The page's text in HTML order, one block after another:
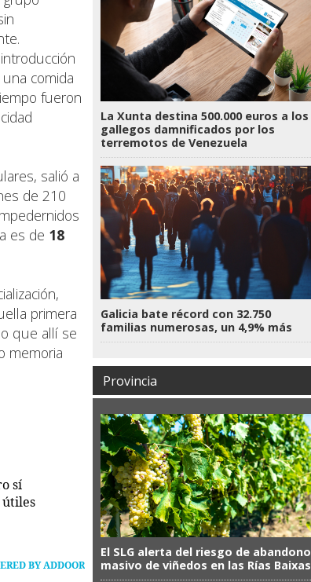
comida
fueron
salió a
de 210
es de 18
primera
que allí se
memoria
sí
BY ADDOOR
La Xunta destina 500.000 euros a los
gallegos damnificados por los
terremotos de Venezuela
Galicia bate récord con 32.750
familias numerosas, un 4,9% más
Provincia
El SLG alerta del riesgo de abandono
masivo de viñedos en las Rías Baixas